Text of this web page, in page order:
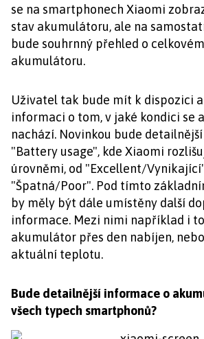
se na smartphonech Xiaomi
stav akumulátoru, ale na
bude souhrnný přehled o
akumulátoru.
Uživatel tak bude mít k dispozici
informaci o tom, v jaké kondici se
nachází. Novinkou bude
"Battery usage", kde Xiaomi
úrovněmi, od "Excellent/
"Špatná/Poor". Pod tímto
by měly být dále umístěny další
informace. Mezi nimi například i
akumulátor přes den nabíjen,
aktuální teplotu.
Bude detailnější informace o
všech typech smartphonů?